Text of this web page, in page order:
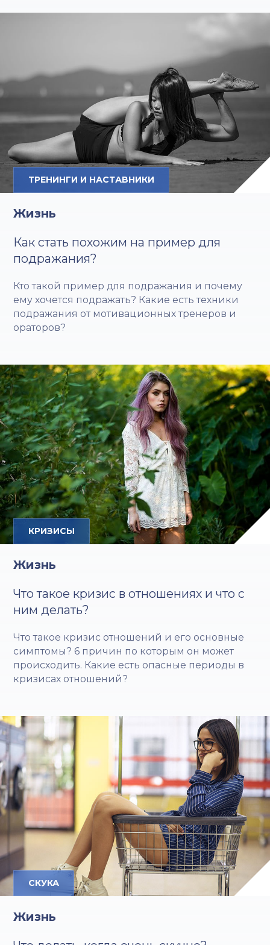
ТРЕНИНГИ И НАСТАВНИКИ
Жизнь
Как стать похожим на пример для
подражания?
Кто такой пример для подражания и почему
ему хочется подражать? Какие есть техники
подражания от мотивационных тренеров и
ораторов?
КРИЗИСЫ
Жизнь
Что такое кризис в отношениях и что с
ним делать?
Что такое кризис отношений и его основные
симптомы? 6 причин по которым он может
происходить. Какие есть опасные периоды в
кризисах отношений?
СКУКА
Жизнь